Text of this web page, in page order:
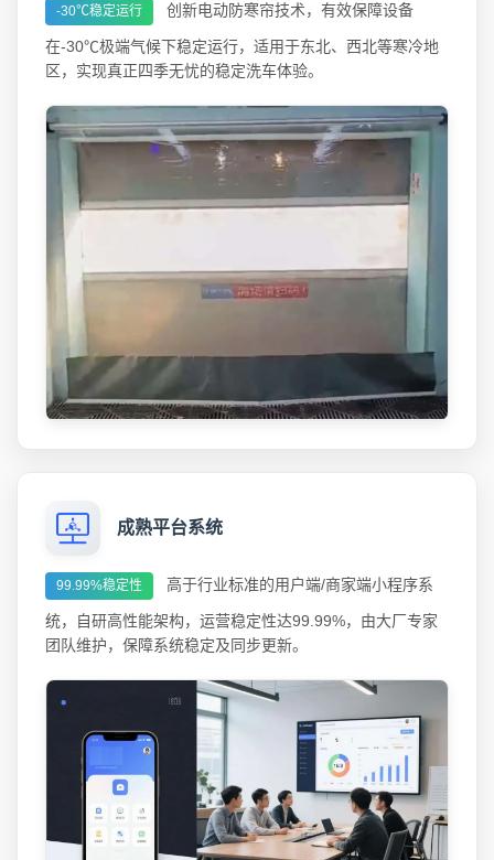
-30℃稳定运行 创新电动防寒帘技术，有效保障设备
在-30℃极端气候下稳定运行，适用于东北、西北等寒冷地
区，实现真正四季无忧的稳定洗车体验。
成熟平台系统
99.99%稳定性 高于行业标准的用户端/商家端小程序系
统，自研高性能架构，运营稳定性达99.99%，由大厂专家
团队维护，保障系统稳定及同步更新。